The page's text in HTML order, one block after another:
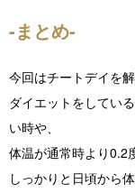
-まとめ-
今回はチートデイを
ダイエットをしてい
い時や、
体温が通常時より0.2
しっかりと日頃から